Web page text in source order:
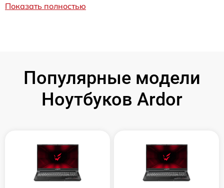
Показать полностью
Популярные модели
Ноутбуков Ardor